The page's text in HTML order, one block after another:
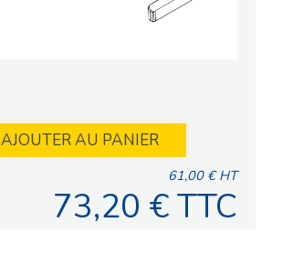
AJOUTER AU PANIER
61,00 € HT
73,20 € TTC